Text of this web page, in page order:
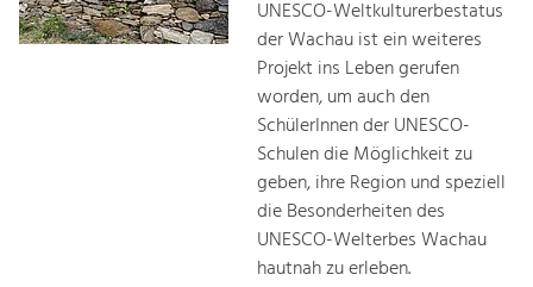
UNESCO-Weltkulturerbestatus
der Wachau ist ein weiteres
Projekt ins Leben gerufen
worden, um auch den
SchülerInnen der UNESCO-
Schulen die Möglichkeit zu
geben, ihre Region und speziell
die Besonderheiten des
UNESCO-Welterbes Wachau
hautnah zu erleben.